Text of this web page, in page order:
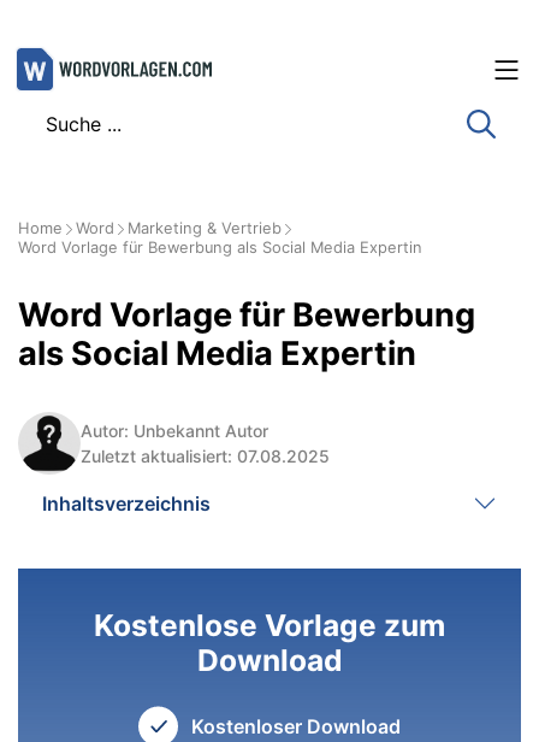
Zum
Inhalt
Home Word
Marketing & Vertrieb
Word Vorlage für Bewerbung als Social Media Expertin
Word Vorlage für Bewerbung
als Social Media Expertin
Autor: Unbekannt Autor
Zuletzt aktualisiert: 07.08.2025
Inhaltsverzeichnis
Kostenlose Vorlage zum
Download
Kostenloser Download